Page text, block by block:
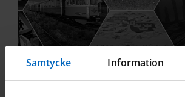
Samtycke Information
En del av SMMTF